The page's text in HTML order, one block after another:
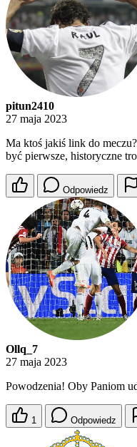
pitun2410
27 maja 2023
Ma ktoś jakiś link do
być pierwsze, historyczne
Odpowiedz
Ollq_7
27 maja 2023
Powodzenia! Oby Paniom
1 Odpowiedz